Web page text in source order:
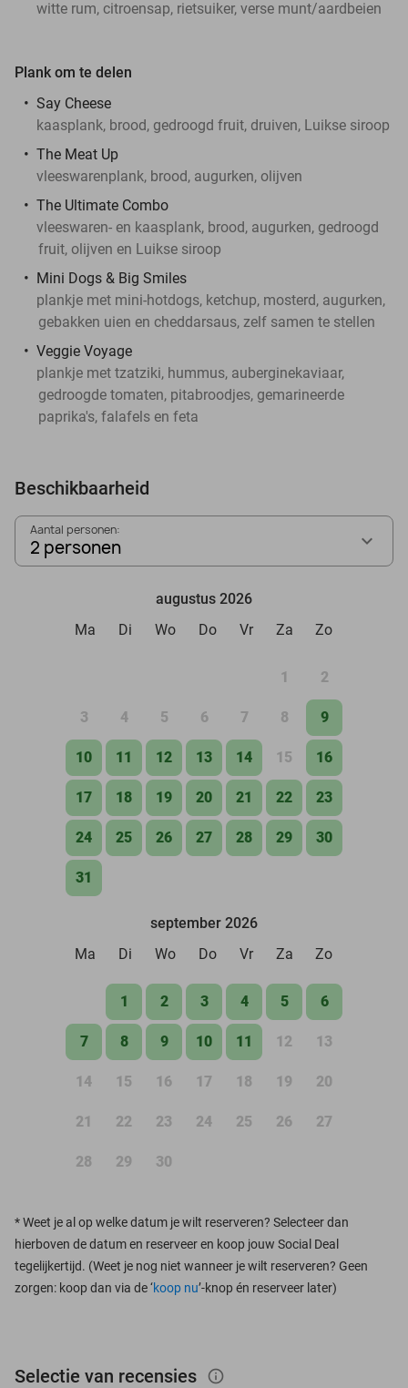
witte rum, citroensap, rietsuiker, verse munt/aardbeien
Plank om te delen
Say Cheese
kaasplank, brood, gedroogd fruit, druiven, Luikse siroop
The Meat Up
vleeswarenplank, brood, augurken, olijven
The Ultimate Combo
vleeswaren- en kaasplank, brood, augurken, gedroogd
fruit, olijven en Luikse siroop
Mini Dogs & Big Smiles
plankje met mini-hotdogs, ketchup, mosterd, augurken,
gebakken uien en cheddarsaus, zelf samen te stellen
Veggie Voyage
plankje met tzatziki, hummus, auberginekaviaar,
gedroogde tomaten, pitabroodjes, gemarineerde
paprika's, falafels en feta
Beschikbaarheid
Aantal personen:
2 personen
augustus 2026
Ma
Di Wo Do Vr Za Zo
1 2
3 4 5 6 7 8 9
10 11 12 13 14 15 16
17 18 19 20 21 22 23
24 25 26 27 28 29 30
31
september 2026
Ma
Di Wo Do Vr Za Zo
1 2 3 4 5 6
7 8 9 10 11 12 13
14 15 16 17 18 19 20
21 22 23 24 25 26 27
28 29 30
*Weet je al op welke datum je wilt reserveren? Selecteer dan
hierboven de datum en reserveer en koop jouw Social Deal
tegelijkertijd. (Weet je nog niet wanneer je wilt reserveren? Geen
zorgen: koop dan via de ‘koop nu’-knop én reserveer later)
Selectie van recensies info_outlined